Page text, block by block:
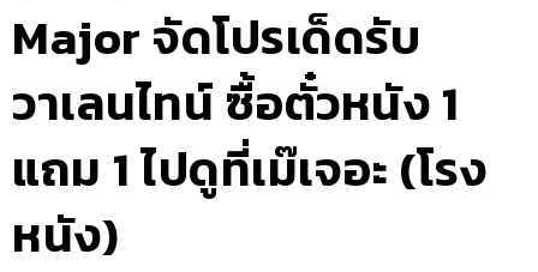
Major จัดโปรเด็ดรับ
วาเลนไทน์ ซื้อตั๋วหนัง 1
แถม 1 ไปดูที่เม๊เจอะ (โรง
หนัง)